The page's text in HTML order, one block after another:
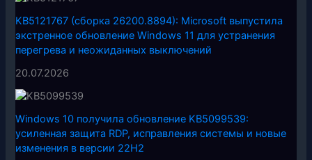
KB5121767 (сборка 26200.8894): Microsoft выпустила
экстренное обновление Windows 11 для устранения
перегрева и неожиданных выключений
20.07.2026
Windows 10 получила обновление KB5099539:
усиленная защита RDP, исправления системы и новые
изменения в версии 22H2